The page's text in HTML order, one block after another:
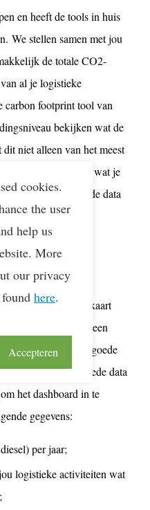
en heeft de tools in huis
We stellen samen met jou
de totale CO2-
al je logistieke
carbon footprint tool van
bekijken wat de
niet alleen van het meest
kunnen ook kijken wat je
(mits daar goede data
van het in kaart
data kunnen we geen
belang dat er een goede
wat is eigenlijk goede data
het dashboard in te
gegevens:
per jaar;
logistieke activiteiten wat
cookies.
the user
help us
More
our privacy
here.
Accepteren